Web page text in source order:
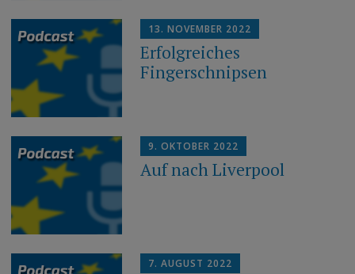
13. NOVEMBER 2022
Erfolgreiches
Fingerschnipsen
9. OKTOBER 2022
Auf nach Liverpool
7. AUGUST 2022